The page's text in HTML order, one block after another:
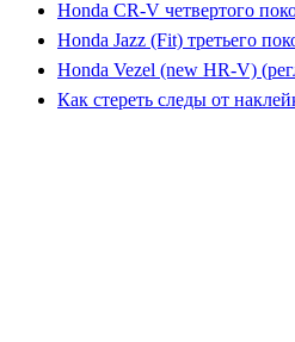
Honda CR-V четвертого
Honda Jazz (Fit) третьего
Honda Vezel (new HR-V)
Как стереть следы от